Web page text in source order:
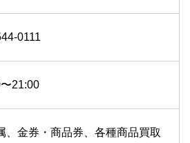
0111
21:00
、金券・商品券、各種商品買取